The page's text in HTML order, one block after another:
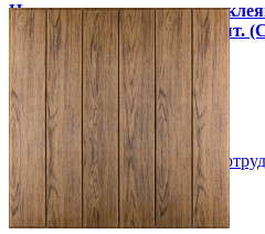
Напольное виниловое
3000х600х1,5мм, цена за 1 шт.
990 грн. 1 390 грн.
Купить В закладки